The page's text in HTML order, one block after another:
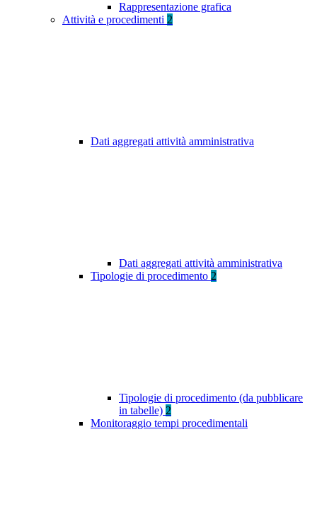
Rappresentazione grafica
Attività e procedimenti 2
Dati aggregati attività amministrativa
Dati aggregati attività amministrativa
Tipologie di procedimento 2
Tipologie di procedimento (da pubblicare
in tabelle) 2
Monitoraggio tempi procedimentali